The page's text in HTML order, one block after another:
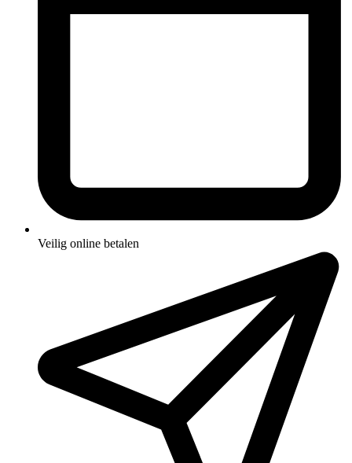
Veilig online betalen